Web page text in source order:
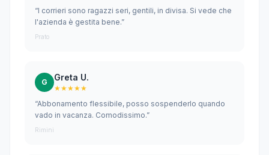
“I corrieri sono ragazzi seri, gentili, in divisa. Si vede che
l'azienda è gestita bene.”
Prato
G Greta U.
★★★★★
“Abbonamento flessibile, posso sospenderlo quando
vado in vacanza. Comodissimo.”
Rimini